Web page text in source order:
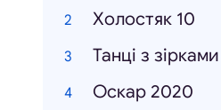
Холостяк 10
Танці з зірками
Оскар 2020